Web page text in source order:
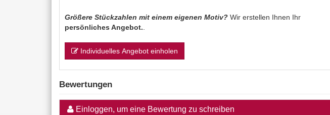
Größere Stückzahlen mit einem eigenen Motiv? Wir erstellen Ihnen Ihr
persönliches Angebot.
Individuelles Angebot einholen
Bewertungen
Einloggen, um eine Bewertung zu schreiben